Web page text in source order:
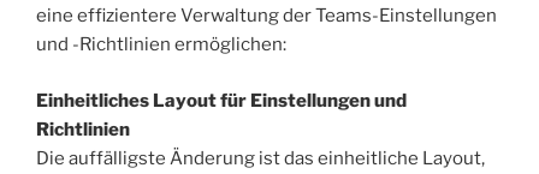
eine effizientere Verwaltung der Teams-Einstellungen
und -Richtlinien ermöglichen:
Einheitliches Layout für Einstellungen und
Richtlinien
Die auffälligste Änderung ist das einheitliche Layout,